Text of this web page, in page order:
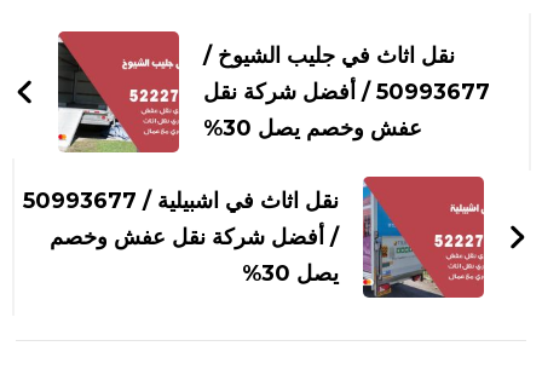
التدوينات
نقل اثاث في جليب الشيوخ /
50993677 / أفضل شركة نقل
عفش وخصم يصل 30%
نقل اثاث في اشبيلية / 50993677
/ أفضل شركة نقل عفش وخصم
يصل 30%